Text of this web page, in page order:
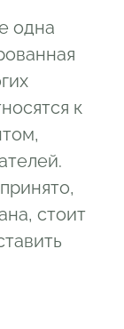
одна
к
стоит